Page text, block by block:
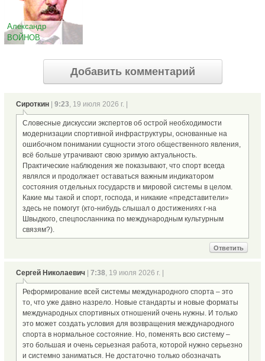
Александр
ВОЙНОВ
Добавить комментарий
Сироткин 9:23, 19 июля 2026 г. |
Словесные дискуссии экспертов об острой необходимости
модернизации спортивной инфраструктуры, основанные на
ошибочном понимании сущности этого общественного явления,
всё больше утрачивают свою зримую актуальность.
Практические наблюдения же показывают, что спорт всегда
являлся и продолжает оставаться важным индикатором
состояния отдельных государств и мировой системы в целом.
Какие мы такой и спорт, господа, и никакие «представители»
здесь не помогут (кто-нибудь слышал о достижениях г-на
Швыдкого, спецпосланника по международным культурным
связям?).
Ответить
Сергей Николаевич 7:38, 19 июля 2026 г. |
Реформирование всей системы международного спорта – это
то, что уже давно назрело. Новые стандарты и новые форматы
международных спортивных отношений очень нужны. И только
это может создать условия для возвращения международного
спорта в нормальное состояние. Но, поменять всю систему –
это большая и очень серьезная работа, которой нужно серьезно
и системно заниматься. Не достаточно только обозначать